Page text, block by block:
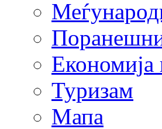
Економија
Туризам
Мапа